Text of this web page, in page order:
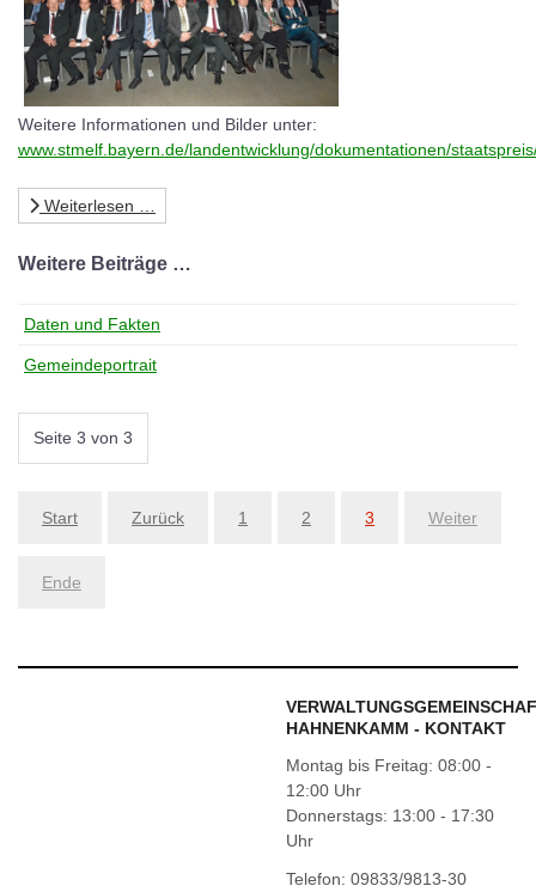
Weitere Informationen und Bilder unter:
www.stmelf.bayern.de/landentwicklung/dokumentationen/
Weiterlesen …
Weitere Beiträge …
Daten und Fakten
Gemeindeportrait
Seite 3 von 3
Start Zurück 1 2 3 Weiter
Ende
HAHNENKAMM - KONTAKT
Montag bis Freitag: 08:00 -
12:00 Uhr
Donnerstags: 13:00 - 17:30
Uhr
Telefon: 09833/9813-30